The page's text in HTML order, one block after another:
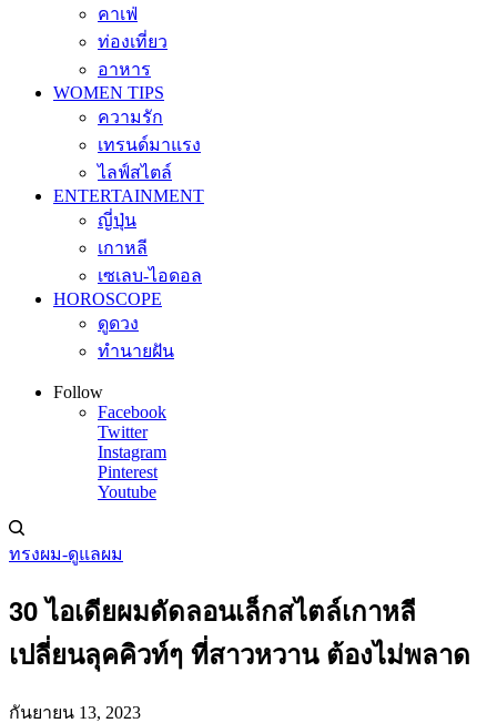
คาเฟ่
ท่องเที่ยว
อาหาร
WOMEN TIPS
ความรัก
เทรนด์มาแรง
ไลฟ์สไตล์
ENTERTAINMENT
ญี่ปุ่น
เกาหลี
เซเลบ-ไอดอล
HOROSCOPE
ดูดวง
ทำนายฝัน
Follow
Facebook
Twitter
Instagram
Pinterest
Youtube
ทรงผม-ดูแลผม
30 ไอเดียผมดัดลอนเล็กสไตล์เกาหลี
เปลี่ยนลุคคิวท์ๆ ที่สาวหวาน ต้องไม่พลาด
กันยายน 13, 2023